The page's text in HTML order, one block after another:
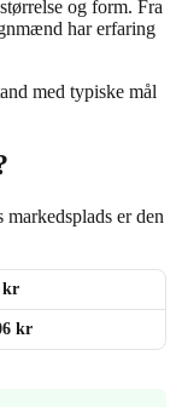
og form. Fra
har erfaring
med typiske mål
er den
kr
kr